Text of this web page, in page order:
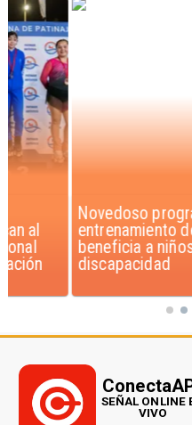
Novedoso programa de
entrenamiento de gatos
beneficia a niños con
discapacidad
SEÑAL ONLINE
VIVO